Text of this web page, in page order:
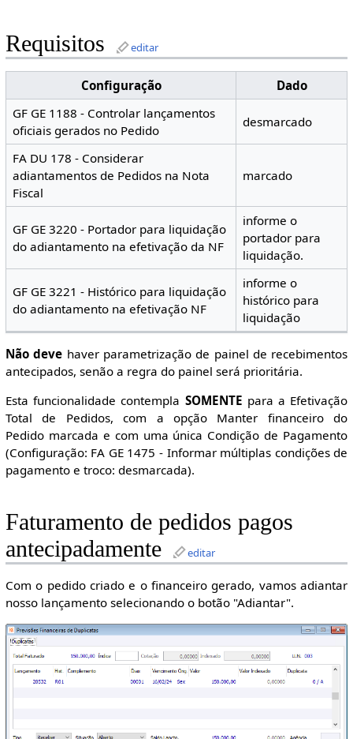
Requisitos editar
Configuração
Dado
GF GE 1188 - Controlar lançamentos
oficiais gerados no Pedido
desmarcado
FA DU 178 - Considerar
adiantamentos de Pedidos na Nota
Fiscal
marcado
GF GE 3220 - Portador para liquidação
do adiantamento na efetivação da NF
informe o
portador para
liquidação.
GF GE 3221 - Histórico para liquidação
do adiantamento na efetivação NF
informe o
histórico para
liquidação
Não deve haver parametrização de painel de recebimentos
antecipados, senão a regra do painel será prioritária.
Esta funcionalidade contempla SOMENTE para a Efetivação
Total de Pedidos, com a opção Manter financeiro do
Pedido marcada e com uma única Condição de Pagamento
(Configuração: FA GE 1475 - Informar múltiplas condições de
pagamento e troco: desmarcada).
Faturamento de pedidos pagos
antecipadamente
editar
Com o pedido criado e o financeiro gerado, vamos adiantar
nosso lançamento selecionando o botão "Adiantar".